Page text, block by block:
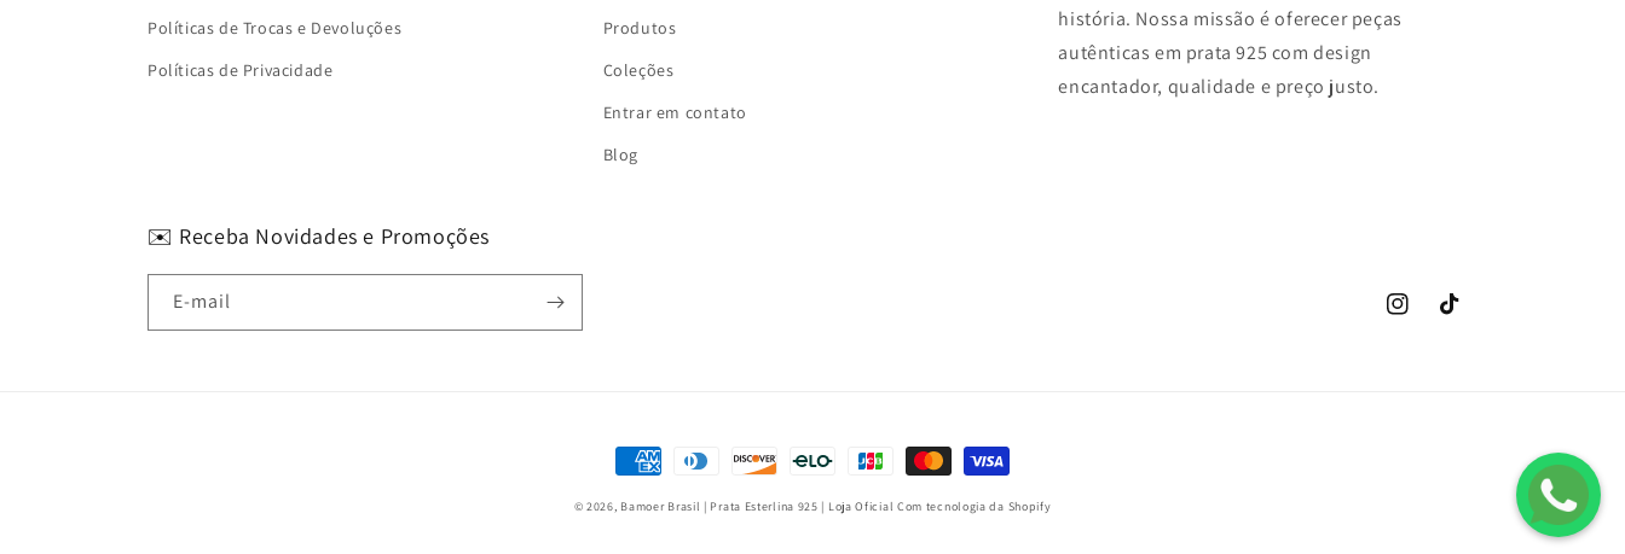
Políticas de Trocas e Devoluções
Políticas de Privacidade
Produtos
Coleções
Entrar em contato
Blog
história. Nossa missão é oferecer peças
autênticas em prata 925 com design
encantador, qualidade e preço justo.
✉️ Receba Novidades e Promoções
E-mail
InstagramTikTok
Formas
de
© 2026, Bamoer Brasil | Prata Esterlina 925 | Loja Oficial Com tecnologia da Shopify